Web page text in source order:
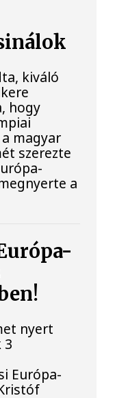
kiváló
hogy
magyar
szerezte
a
nyert
3
Európa-